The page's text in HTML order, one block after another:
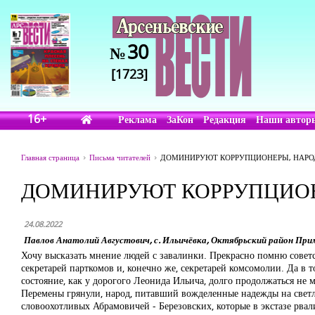
№30
[1723]
16+ Реклама ЗаКон Редакция Наши
Главная страница Письма читателей ДОМИНИРУЮТ КОРРУПЦИОНЕРЫ,
ДОМИНИРУЮТ
24.08.2022
Павлов Анатолий Августович, с. Ильичёвка, Октябрьский район
Хочу высказать мнение людей с завалинки. Прекрасно помню
секретарей парткомов и, конечно же, секретарей комсомолии. Да в
состояние, как у дорогого Леонида Ильича, долго продолжаться
Перемены грянули, народ, питавший вожделенные надежды на
словоохотливых Абрамовичей - Березовских, которые в экстазе